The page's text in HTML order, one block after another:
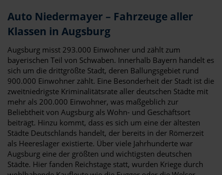
Auto Niedermayer – Fahrzeuge aller
Klassen in Augsburg
Augsburg misst 293.000 Einwohner und zählt zum
bayerischen Teil von Schwaben. Innerhalb Bayern handelt es
sich um die drittgrößte Stadt, deren Ballungsgebiet rund
900.000 Einwohner zählt. Eine Besonderheit der Stadt ist die
zweitniedrigste Kriminalitätsrate aller deutschen Städte mit
mehr als 200.000 Einwohner, was maßgeblich zur
Beliebtheit von Augsburg als Wohn- und Geschäftsort
beiträgt. Hinzu kommt, dass es sich um eine der ältesten
Städte Deutschlands handelt, der bereits in der Römerzeit
als Heereslager existierte. Über viele Jahrhunderte war
Augsburg eine der größten und wichtigsten deutschen
Städte. Hier fanden Reichstage statt, wurden Kriege durch